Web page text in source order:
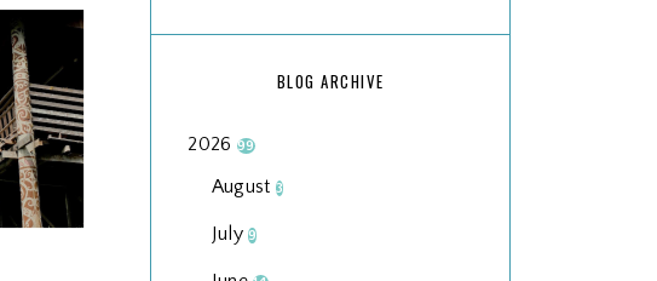
BLOG ARCHIVE
2026 99
August 3
July9